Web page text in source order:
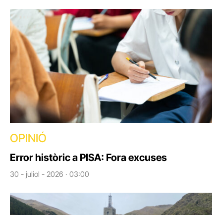
OPINIÓ
Error històric a PISA: Fora excuses
30 - juliol - 2026 · 03:00